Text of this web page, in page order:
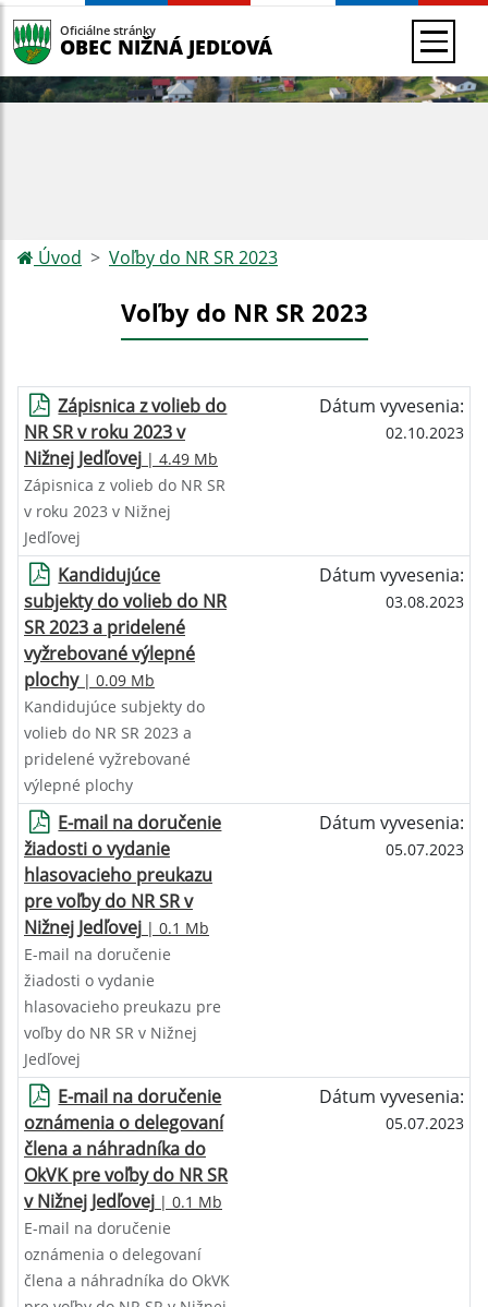
Oficiálne stránky
OBEC NIŽNÁ JEDĽOVÁ
Úvod Voľby do NR SR 2023
Voľby do NR SR 2023
Zápisnica z volieb do
NR SR v roku 2023 v
Nižnej Jedľovej | 4.49 Mb
Dátum vyvesenia:
02.10.2023
Zápisnica z volieb do NR SR
v roku 2023 v Nižnej
Jedľovej
Kandidujúce
subjekty do volieb do NR
SR 2023 a pridelené
vyžrebované výlepné
plochy| 0.09 Mb
Dátum vyvesenia:
03.08.2023
Kandidujúce subjekty do
volieb do NR SR 2023 a
pridelené vyžrebované
výlepné plochy
E-mail na doručenie
žiadosti o vydanie
hlasovacieho preukazu
pre voľby do NR SR v
Nižnej Jedľovej | 0.1 Mb
Dátum vyvesenia:
05.07.2023
E-mail na doručenie
žiadosti o vydanie
hlasovacieho preukazu pre
voľby do NR SR v Nižnej
Jedľovej
E-mail na doručenie
oznámenia o delegovaní
člena a náhradníka do
OkVK pre voľby do NR SR
v Nižnej Jedľovej | 0.1 Mb
Dátum vyvesenia:
05.07.2023
E-mail na doručenie
oznámenia o delegovaní
člena a náhradníka do OkVK